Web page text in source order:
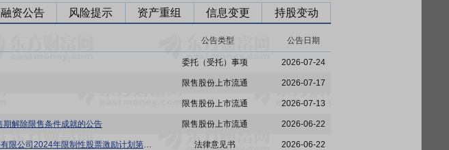
融资公告 风险提示 资产重组 信息变更 持股变动
公告类型 公告日期
委托（受托）事项 2026-07-24
限售股份上市流通 2026-07-17
限售股份上市流通 2026-07-13
解除限售条件成就的公告 限售股份上市流通 2026-06-22
威贸电子:上海市锦天城律师事务所关于上海威贸电子股份有限公司2024年限制性股票激励计划第二个解除限售期解除限售条件成就相关事项之法律意见书 法律意见书 2026-06-22